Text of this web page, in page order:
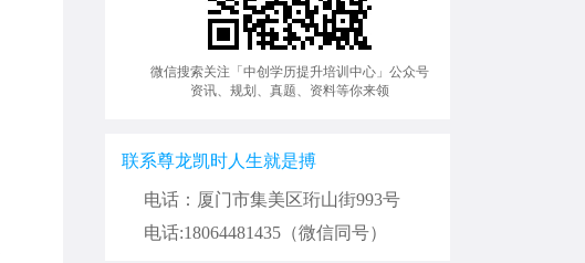
微信搜索关注「中创学历提升培训中心」公众号
资讯、规划、真题、资料等你来领
联系尊龙凯时人生就是搏
电话：厦门市集美区珩山街993号
电话:18064481435（微信同号）